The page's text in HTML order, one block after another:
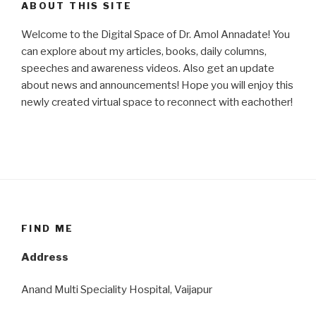
ABOUT THIS SITE
Welcome to the Digital Space of Dr. Amol Annadate! You
can explore about my articles, books, daily columns,
speeches and awareness videos. Also get an update
about news and announcements! Hope you will enjoy this
newly created virtual space to reconnect with eachother!
FIND ME
Address
Anand Multi Speciality Hospital, Vaijapur